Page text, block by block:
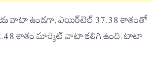
వాటా ఉండగా, ఎయిర్‌టెల్ 37.38 శాతంతో
శాతం మార్కెట్ వాటా కలిగి ఉంది. టాటా